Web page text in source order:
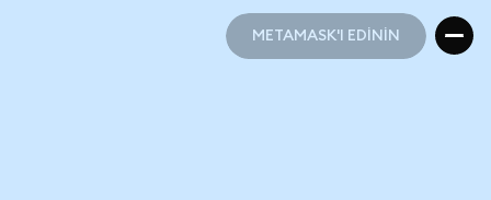
METAMASK'I EDİNİN